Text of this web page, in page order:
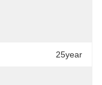
25year